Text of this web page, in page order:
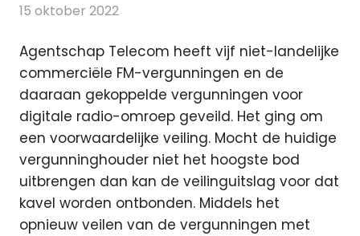
15 oktober 2022
Agentschap Telecom heeft vijf niet-landelijke
commerciële FM-vergunningen en de
daaraan gekoppelde vergunningen voor
digitale radio-omroep geveild. Het ging om
een voorwaardelijke veiling. Mocht de huidige
vergunninghouder niet het hoogste bod
uitbrengen dan kan de veilinguitslag voor dat
kavel worden ontbonden. Middels het
opnieuw veilen van de vergunningen met